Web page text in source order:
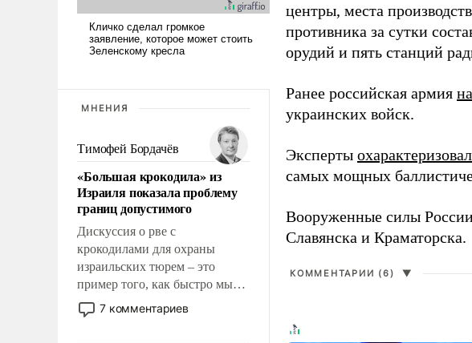
МНЕНИЯ
Тимофей Бордачёв
«Большая крокодила» из
Израиля показала проблему
границ допустимого
Дискуссия о рве с
крокодилами для охраны
израильских тюрем – это
пример того, как быстро мы
двигаемся по пути
революционных изменений.
7 комментариев
центры, места
противника за сутки
орудий и пять станций
Ранее российская армия
украинских войск.
Эксперты
самых мощных
Вооруженные силы
Славянска и Краматорска.
КОММЕНТАРИИ (6) ▼